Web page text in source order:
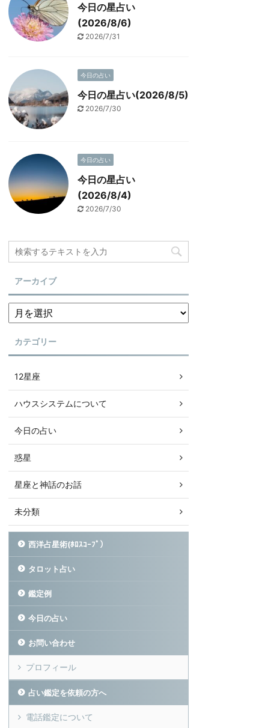
今日の星占い
(2026/8/6)
2026/7/31
今日の占い
今日の星占い(2026/8/5)
2026/7/30
今日の占い
今日の星占い
(2026/8/4)
2026/7/30
アーカイブ
カテゴリー
12星座
ハウスシステムについて
今日の占い
惑星
星座と神話のお話
未分類
西洋占星術(ﾎﾛｽｺｰﾌﾟ）
タロット占い
鑑定例
今日の占い
お問い合わせ
プロフィール
占い鑑定を依頼の方へ
電話鑑定について